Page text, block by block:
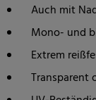
Auch mit
Mono- und
Extrem
Transparent